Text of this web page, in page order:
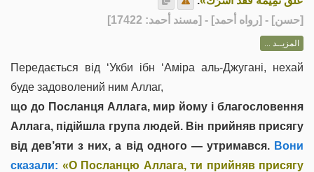
[حسن] - [رواه أحمد] - [مسند أحمد: 17422]
المزيــد ...
Передається від ‘Укби ібн ‘Аміра аль-Джугані, нехай
буде задоволений ним Аллаг,
що до Посланця Аллага, мир йому і благословення
Аллага, підійшла група людей. Він прийняв присягу
від дев’яти з них, а від одного — утримався.Вони
сказали: «О Посланцю Аллага, ти прийняв присягу